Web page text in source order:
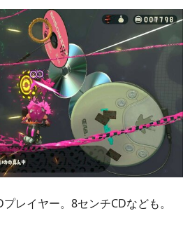
レイヤー。8センチCDなども。